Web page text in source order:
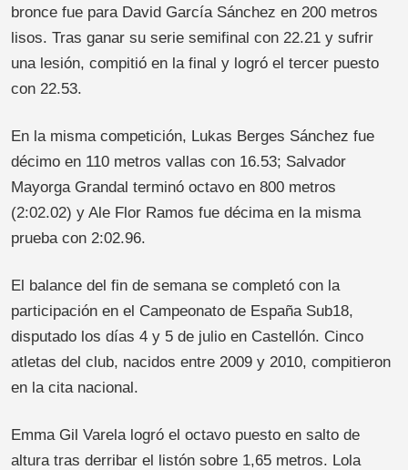
bronce fue para David García Sánchez en 200 metros
lisos. Tras ganar su serie semifinal con 22.21 y sufrir
una lesión, compitió en la final y logró el tercer puesto
con 22.53.
En la misma competición, Lukas Berges Sánchez fue
décimo en 110 metros vallas con 16.53; Salvador
Mayorga Grandal terminó octavo en 800 metros
(2:02.02) y Ale Flor Ramos fue décima en la misma
prueba con 2:02.96.
El balance del fin de semana se completó con la
participación en el Campeonato de España Sub18,
disputado los días 4 y 5 de julio en Castellón. Cinco
atletas del club, nacidos entre 2009 y 2010, compitieron
en la cita nacional.
Emma Gil Varela logró el octavo puesto en salto de
altura tras derribar el listón sobre 1,65 metros. Lola